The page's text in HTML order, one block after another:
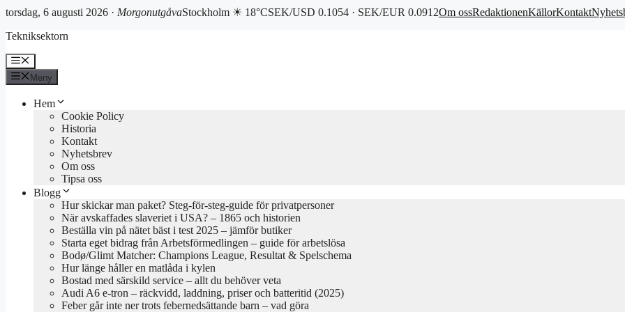
torsdag, 6 augusti 2026 · MorgonutgåvaStockholm ☀ 18°CSEK/USD 0.1054 · SEK/EUR 0.0912Om ossRedaktionenKällorKontakt
till
Tekniksektorn
Meny
Meny
Hem
Cookie Policy
Historia
Kontakt
Nyhetsbrev
Om oss
Tipsa oss
Blogg
Hur skickar man paket? Steg-för-steg-guide för privatpersoner
När avskaffades slaveriet i USA? – 1865 och historien
Beställa vin på nätet bäst i test 2025 – jämför butiker
Starta eget bidrag från Arbetsförmedlingen – guide för arbetslösa
Bodø/Glimt Matcher: Champions League, Resultat & Spelschema
Hur länge håller en matlåda i kylen
Bostad med särskild service – allt du behöver veta
Audi A6 e-tron – räckvidd, laddning, priser och batteritid (2025)
Feber går inte ner trots febernedsättande barn – vad göra